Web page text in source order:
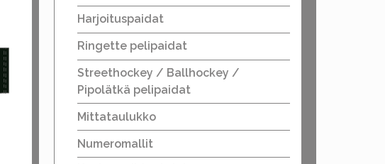
Harjoituspaidat
Ringette pelipaidat
Streethockey / Ballhockey /
Pipolätkä pelipaidat
Mittataulukko
Numeromallit